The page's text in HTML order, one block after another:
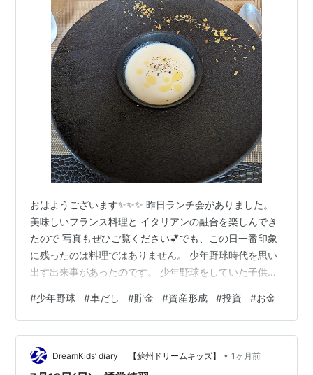
おはようございます✨️✨️✨️ 昨日ランチ会がありました。
美味しいフランス料理と イタリアンの融合を楽しんでき
たので 写真もぜひご覧ください💕でも、この日一番印象
に残ったのは料理ではありません。 少年野球時代を思い
出す出来事があったのです。 少年野球をしていた子供た
た。我が家の子供達は試合に出る機会が多かったので 送
迎も夫婦でしていたし 子供を預けっぱなしということも
しなかった。 でも親の都合で送迎ができなかったり そも
そも親が野球に興味がなくて 球場へ足を運ばなかったり
#少年野球 #車だし #貯金 #資産形成 #投資 #お金
DreamKids’ diary 【蘇州ドリームキッズ】 • 1ヶ月前